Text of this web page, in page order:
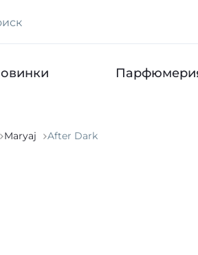
Maryaj After Dark